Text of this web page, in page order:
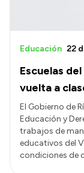
Escuelas
vuelta a
Educación 22
El Gobierno de
Educación y
trabajos de
educativos del
condiciones de